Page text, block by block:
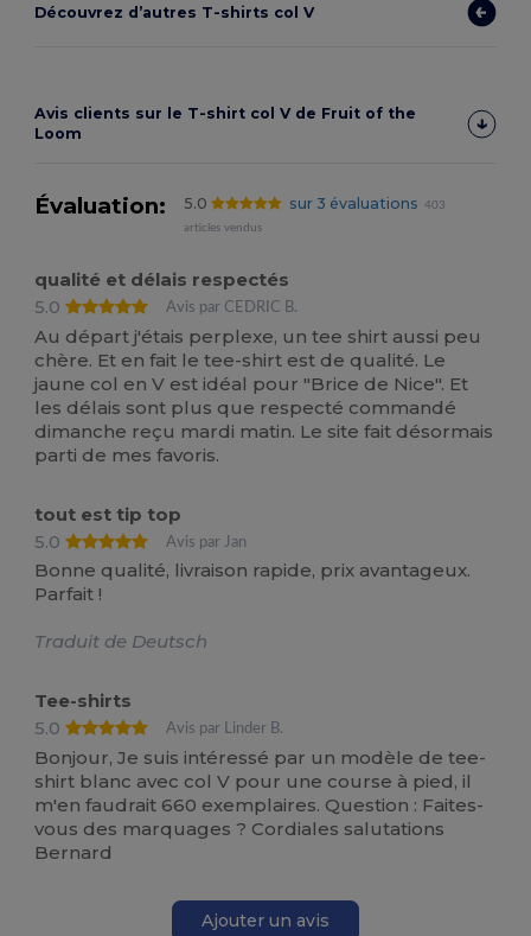
Découvrez d’autres T-shirts col V
Avis clients sur le T-shirt col V de Fruit of the
Loom
Évaluation: 5.0 sur 3 évaluations
403
articles vendus
qualité et délais respectés
5.0
Avis par CEDRIC B.
Au départ j'étais perplexe, un tee shirt aussi peu
chère. Et en fait le tee-shirt est de qualité. Le
jaune col en V est idéal pour "Brice de Nice". Et
les délais sont plus que respecté commandé
dimanche reçu mardi matin. Le site fait désormais
parti de mes favoris.
tout est tip top
5.0
Avis par Jan
Bonne qualité, livraison rapide, prix avantageux.
Parfait !
Traduit de Deutsch
Tee-shirts
5.0
Avis par Linder B.
Bonjour, Je suis intéressé par un modèle de tee-
shirt blanc avec col V pour une course à pied, il
m'en faudrait 660 exemplaires. Question : Faites-
vous des marquages ? Cordiales salutations
Bernard
Ajouter un avis